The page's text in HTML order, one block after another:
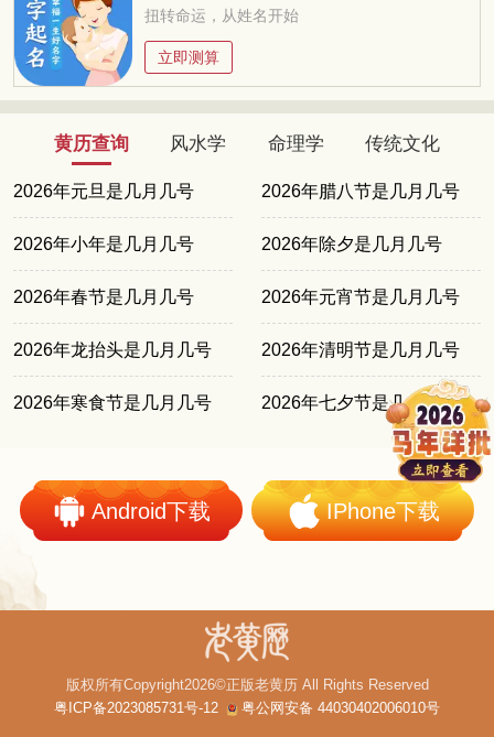
扭转命运，从姓名开始
立即测算
黄历查询 风水学 命理学 传统文化
2026年元旦是几月几号 2026年腊八节是几月几号
2026年小年是几月几号 2026年除夕是几月几号
2026年春节是几月几号 2026年元宵节是几月几号
2026年龙抬头是几月几号 2026年清明节是几月几号
2026年寒食节是几月几号 2026年七夕节是几月几号
Android下载 IPhone下载
版权所有Copyright2026©正版老黄历 All Rights Reserved
粤ICP备2023085731号-12
粤公网安备 44030402006010号